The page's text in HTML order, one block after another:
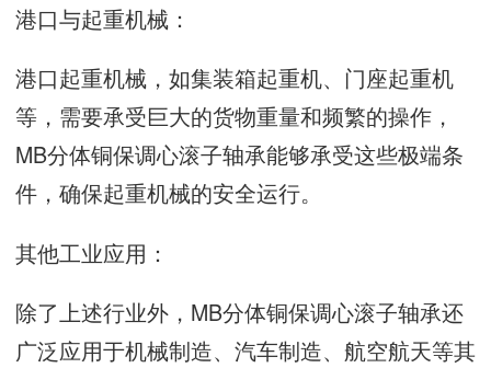
港口与起重机械：
港口起重机械，如集装箱起重机、门座起重机
等，需要承受巨大的货物重量和频繁的操作，
MB分体铜保调心滚子轴承能够承受这些极端条
件，确保起重机械的安全运行。
其他工业应用：
除了上述行业外，MB分体铜保调心滚子轴承还
广泛应用于机械制造、汽车制造、航空航天等其